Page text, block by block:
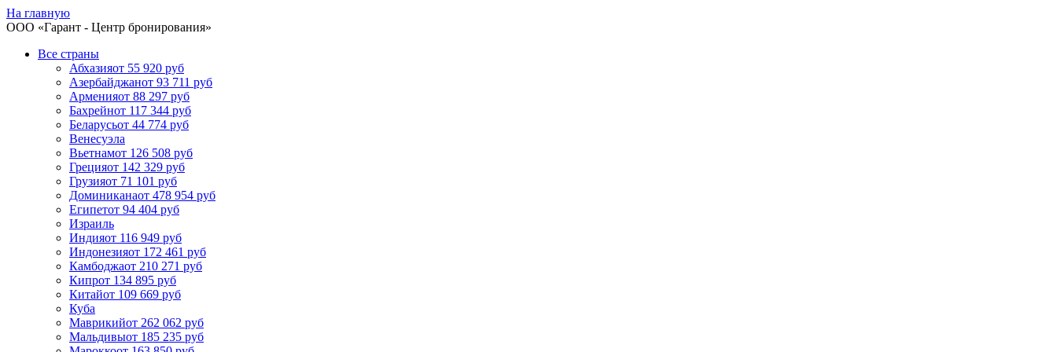
На главную
ООО «Гарант - Центр бронирования»
Все страны
Абхазияот 55 920 руб
Азербайджанот 93 711 руб
Арменияот 88 297 руб
Бахрейнот 117 344 руб
Беларусьот 44 774 руб
Венесуэла
Вьетнамот 126 508 руб
Грецияот 142 329 руб
Грузияот 71 101 руб
Доминиканаот 478 954 руб
Египетот 94 404 руб
Израиль
Индияот 116 949 руб
Индонезияот 172 461 руб
Камбоджаот 210 271 руб
Кипрот 134 895 руб
Китайот 109 669 руб
Куба
Маврикийот 262 062 руб
Мальдивыот 185 235 руб